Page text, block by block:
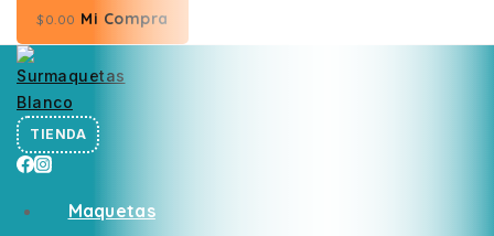
$0 .00 Mi Compra
TIENDA
Maquetas